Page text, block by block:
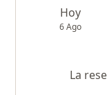
Hoy
6 Ago
La